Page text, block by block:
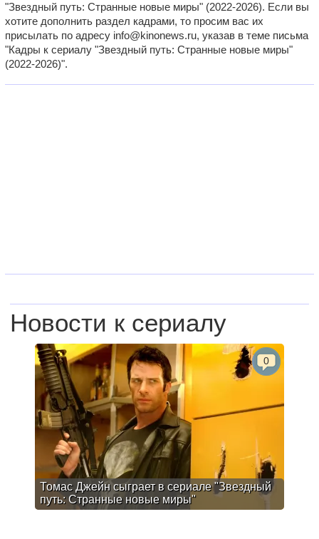
"Звездный путь: Странные новые миры" (2022-2026). Если вы
хотите дополнить раздел кадрами, то просим вас их
присылать по адресу info@kinonews.ru, указав в теме письма
"Кадры к сериалу "Звездный путь: Странные новые миры"
(2022-2026)".
Новости к сериалу
Томас Джейн сыграет в сериале "Звездный
путь: Странные новые миры"
0